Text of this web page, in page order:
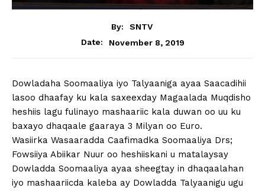
By:
SNTV
Date:
November 8, 2019
Dowladaha Soomaaliya iyo Talyaaniga ayaa Saacadihii
lasoo dhaafay ku kala saxeexday Magaalada Muqdisho
heshiis lagu fulinayo mashaariic kala duwan oo uu ku
baxayo dhaqaale gaaraya 3 Milyan oo Euro.
Wasiirka Wasaaradda Caafimadka Soomaaliya Drs;
Fowsiiya Abiikar Nuur oo heshiiskani u matalaysay
Dowladda Soomaaliya ayaa sheegtay in dhaqaalahan
iyo mashaariicda kaleba ay Dowladda Talyaanigu ugu